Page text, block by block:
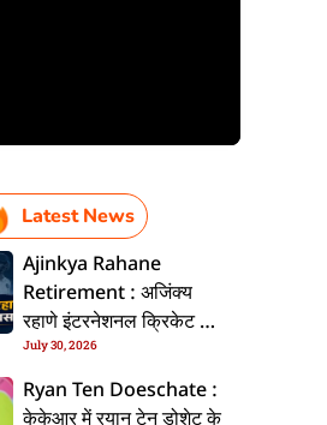
Latest News
Ajinkya Rahane
Retirement : अजिंक्य
रहाणे इंटरनेशनल क्रिकेट से
ललें संन्यास, सोशल मीडिया
पs पोस्ट कs के कइलें एलान
July 30, 2026
Ryan Ten Doeschate :
केकेआर में रयान टेन डोशेट के